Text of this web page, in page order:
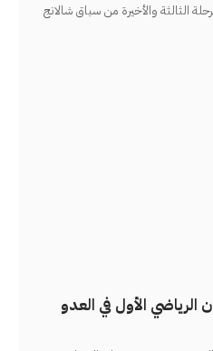
الثالثة والأخيرة من سباق شالانج
الأول في العدو